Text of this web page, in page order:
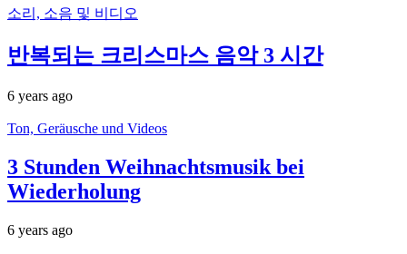
소리, 소음 및 비디오
반복되는 크리스마스 음악 3 시간
6 years ago
Ton, Geräusche und Videos
3 Stunden Weihnachtsmusik bei
Wiederholung
6 years ago